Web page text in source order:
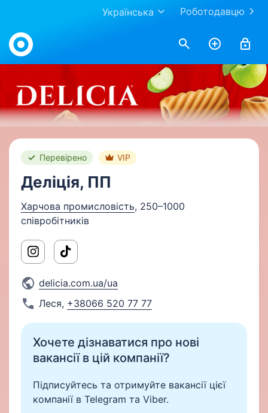
Роботодавцю
Українська
Work.ua
Перевірено VIP
Деліція, ПП
Харчова промисловість, 250–1000
співробітників
delicia.com.ua/ua
Леся, +38066 520 77 77
Хочете дізнаватися про нові
вакансії в цій компанії?
Підписуйтесь та отримуйте вакансії цієї
компанії в Telegram та Viber.